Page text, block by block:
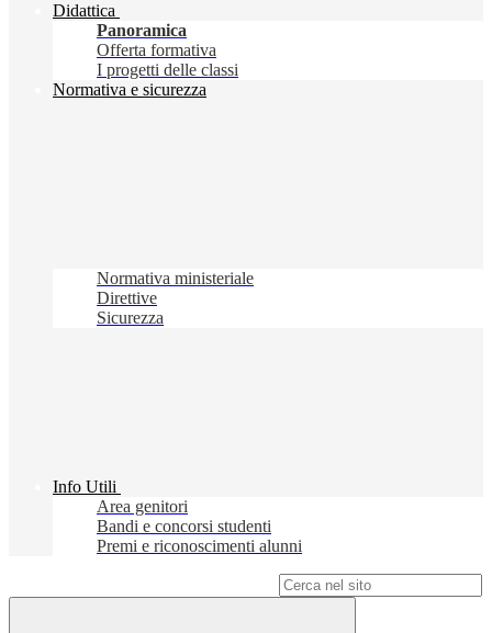
Didattica
Panoramica
Offerta formativa
I progetti delle classi
Normativa e sicurezza
Normativa ministeriale
Direttive
Sicurezza
Info Utili
Area genitori
Bandi e concorsi studenti
Premi e riconoscimenti alunni